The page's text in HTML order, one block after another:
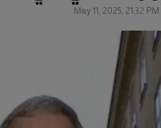
May 11, 2025, 21:32 PM